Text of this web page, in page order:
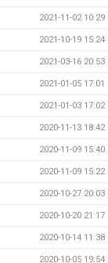
2021-11-02 10:29
2021-10-19 15:24
2021-03-16 20:53
2021-01-05 17:01
2021-01-03 17:02
2020-11-13 18:42
2020-11-09 15:40
2020-11-09 15:22
2020-10-27 20:03
2020-10-20 21:17
2020-10-14 11:38
2020-10-05 19:54